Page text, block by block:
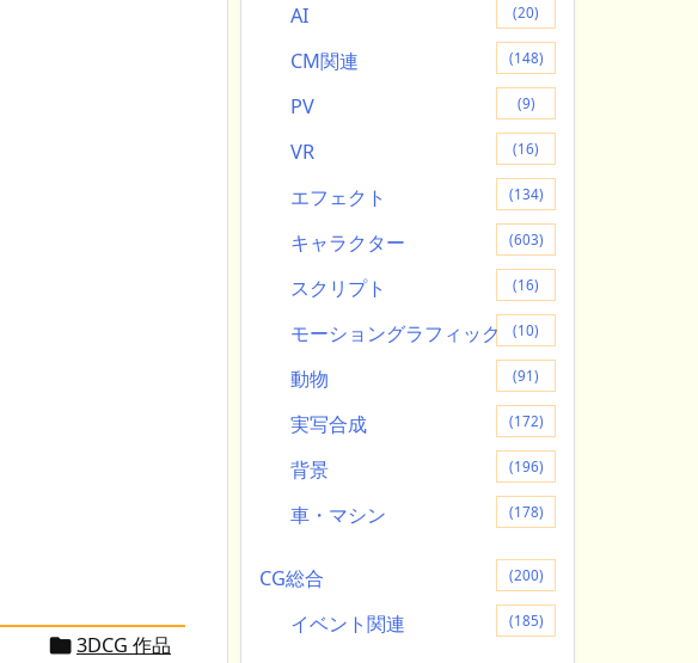
3DCG 作品
AI (20)
CM関連 (148)
PV (9)
VR (16)
エフェクト (134)
キャラクター (603)
スクリプト (16)
モーショングラフィック (10)
動物 (91)
実写合成 (172)
背景 (196)
車・マシン (178)
CG総合 (200)
イベント関連 (185)